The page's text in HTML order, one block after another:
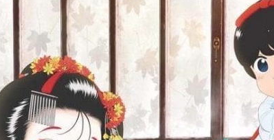
Anime,
Manga